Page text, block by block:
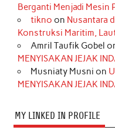
Berganti Menjadi Mesin
tikno on Nusantara
Konstruksi Maritim,
Amril Taufik Gobel
MENYISAKAN JEJAK
Musniaty Musni on
MENYISAKAN JEJAK
MY LINKED IN PROFILE